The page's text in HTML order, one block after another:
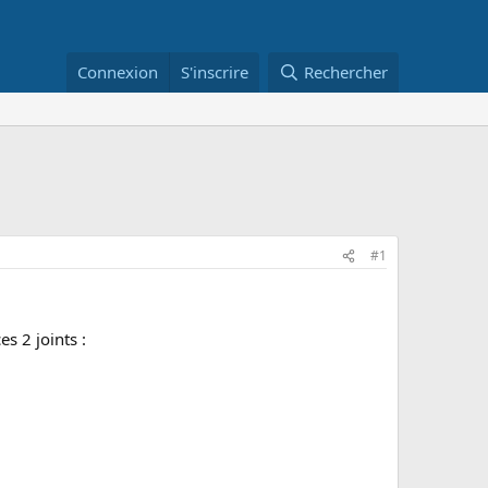
Connexion S'inscrire Rechercher
#1
2 joints :